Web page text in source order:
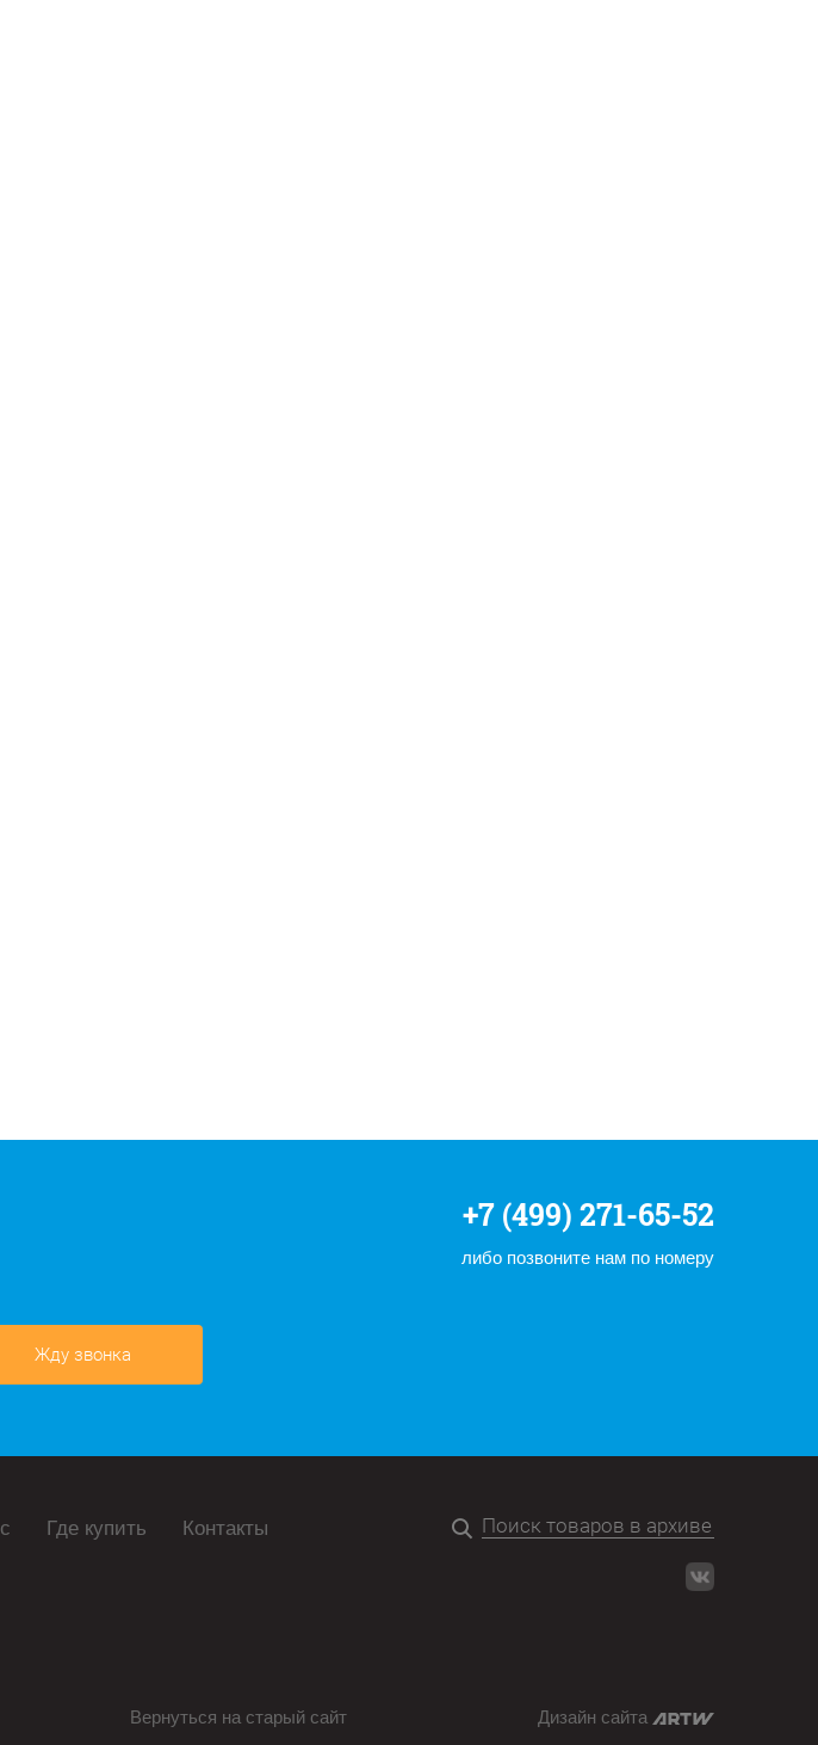
+7 (499) 271-65-52
либо позвоните нам по номеру
Жду звонка
Где купить Контакты
Вернуться на старый сайт Дизайн сайта